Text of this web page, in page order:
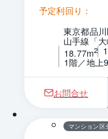
予定利回り：
東京都品
山手線「
18.77m2
1階／地上
お問合せ
マンション区